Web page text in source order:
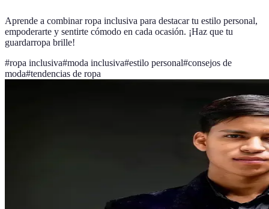
Aprende a combinar ropa inclusiva para destacar tu estilo personal,
empoderarte y sentirte cómodo en cada ocasión. ¡Haz que tu
guardarropa brille!
#ropa inclusiva#moda inclusiva#estilo personal#consejos de
moda#tendencias de ropa